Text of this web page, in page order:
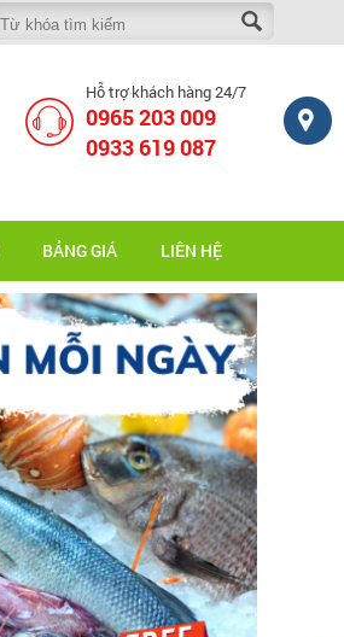
Hỗ trợ khách hàng 24/7
0965 203 009
0933 619 087
BẢNG GIÁ LIÊN HỆ